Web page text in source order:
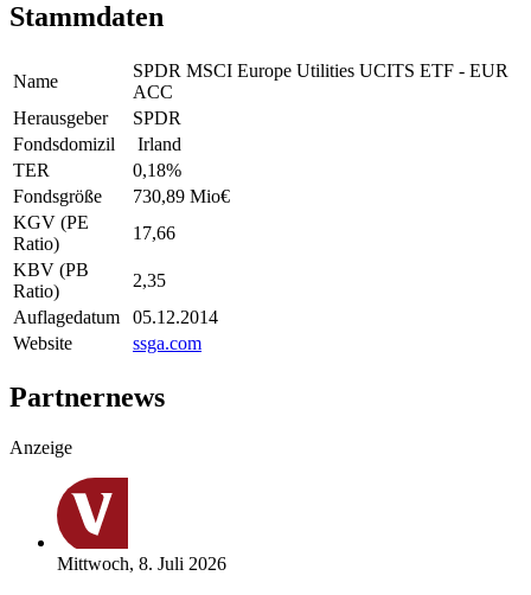
Stammdaten
Name
SPDR MSCI Europe Utilities UCITS ETF - EUR
ACC
Herausgeber
SPDR
Fondsdomizil
Irland
TER
0,18%
Fondsgröße
730,89 Mio€
KGV (PE
Ratio)
17,66
KBV (PB
Ratio)
2,35
Auflagedatum
05.12.2014
Website
ssga.com
Partnernews
Anzeige
Mittwoch, 8. Juli 2026